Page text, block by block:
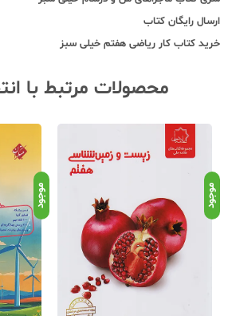
ارسال رایگان کتاب
خرید کتاب کار ریاضی هفتم خیلی سبز
محصولات مرتبط با
موجود موجود